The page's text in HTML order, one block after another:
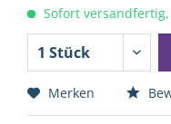
Sofort
Merken